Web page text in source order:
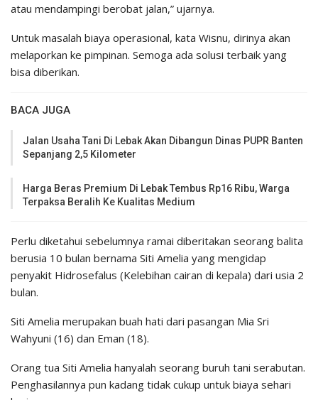
atau mendampingi berobat jalan,” ujarnya.
Untuk masalah biaya operasional, kata Wisnu, dirinya akan
melaporkan ke pimpinan. Semoga ada solusi terbaik yang
bisa diberikan.
BACA JUGA
Jalan Usaha Tani Di Lebak Akan Dibangun Dinas PUPR Banten
Sepanjang 2,5 Kilometer
Harga Beras Premium Di Lebak Tembus Rp16 Ribu, Warga
Terpaksa Beralih Ke Kualitas Medium
Perlu diketahui sebelumnya ramai diberitakan seorang balita
berusia 10 bulan bernama Siti Amelia yang mengidap
penyakit Hidrosefalus (Kelebihan cairan di kepala) dari usia 2
bulan.
Siti Amelia merupakan buah hati dari pasangan Mia Sri
Wahyuni (16) dan Eman (18).
Orang tua Siti Amelia hanyalah seorang buruh tani serabutan.
Penghasilannya pun kadang tidak cukup untuk biaya sehari